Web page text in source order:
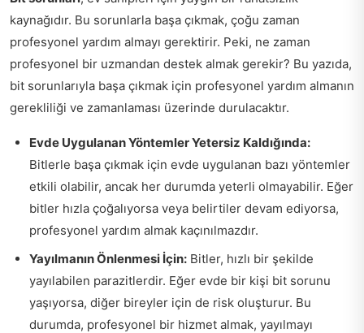
kaynağıdır. Bu sorunlarla başa çıkmak, çoğu zaman
profesyonel yardım almayı gerektirir. Peki, ne zaman
profesyonel bir uzmandan destek almak gerekir? Bu yazıda,
bit sorunlarıyla başa çıkmak için profesyonel yardım almanın
gerekliliği ve zamanlaması üzerinde durulacaktır.
Evde Uygulanan Yöntemler Yetersiz Kaldığında:
Bitlerle başa çıkmak için evde uygulanan bazı yöntemler
etkili olabilir, ancak her durumda yeterli olmayabilir. Eğer
bitler hızla çoğalıyorsa veya belirtiler devam ediyorsa,
profesyonel yardım almak kaçınılmazdır.
Yayılmanın Önlenmesi İçin: Bitler, hızlı bir şekilde
yayılabilen parazitlerdir. Eğer evde bir kişi bit sorunu
yaşıyorsa, diğer bireyler için de risk oluşturur. Bu
durumda, profesyonel bir hizmet almak, yayılmayı